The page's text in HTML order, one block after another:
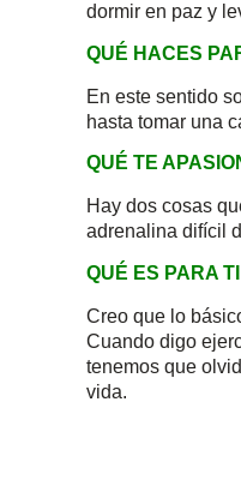
dormir en paz y
QUÉ
En este sentido
hasta tomar una
QUÉ TE
Hay dos cosas
adrenalina difícil
QUÉ ES
Creo que lo
Cuando digo
tenemos que
vida.